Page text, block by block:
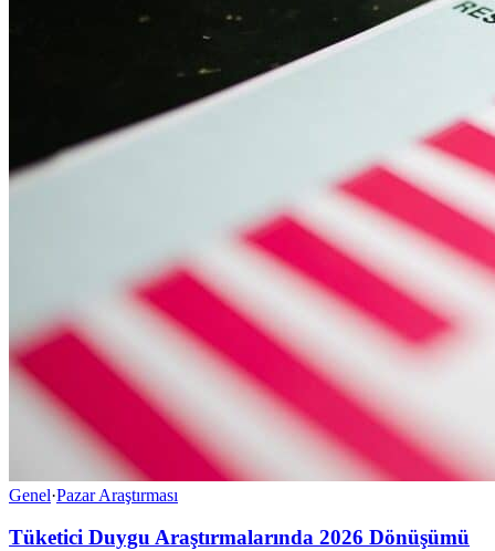
Genel·Pazar Araştırması
Tüketici Duygu Araştırmalarında 2026 Dönüşümü